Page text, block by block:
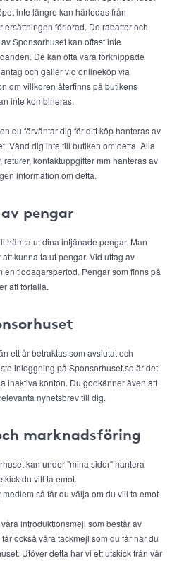
inte längre kan härledas från
ersättningen förlorad. De rabatter och
Sponsorhuset kan oftast inte
De kan ofta vara förknippade
och gäller vid onlineköp via
om villkoren återfinns på butikens
inte kombineras.
du förväntar dig för ditt köp hanteras av
Vänd dig inte till butiken om detta. Alla
kontaktuppgifter mm hanteras av
information om detta.
pengar
hämta ut dina intjänade pengar. Man
kunna ta ut pengar. Vid uttag av
en tiodagarsperiod. Pengar som finns på
att förfalla.
ett år betraktas som avslutat och
inloggning på Sponsorhuset.se är det
inaktiva konton. Du godkänner även att
nyhetsbrev till dig.
marknadsföring
kan under "mina sidor" hantera
du vill ta emot.
så får du välja om du vill ta emot
introduktionsmejl som består av
också våra tackmejl som du får när du
Utöver detta har vi ett utskick från vår